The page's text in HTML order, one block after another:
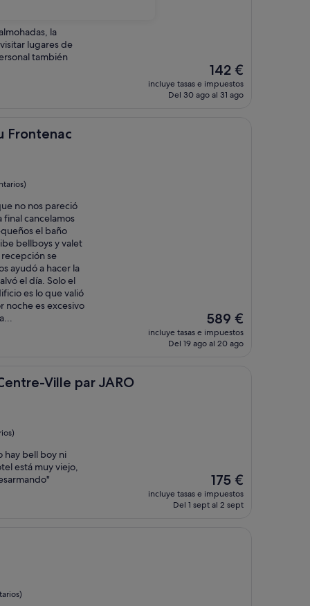
la
lugares de
también
El
precio
actual
142 €
incluye tasas e impuestos
Del 30 ago al 31 ago
Frontenac
no nos pareció
final cancelamos
el baño
bellboys y valet
se
ayudó a hacer la
el día. Solo el
es lo que valió
noche es excesivo
El
precio
actual
589 €
incluye tasas e impuestos
Del 19 ago al 20 ago
Ville par JARO
par JARO
hay bell boy ni
está muy viejo,
El
precio
actual
175 €
incluye tasas e impuestos
Del 1 sept al 2 sept